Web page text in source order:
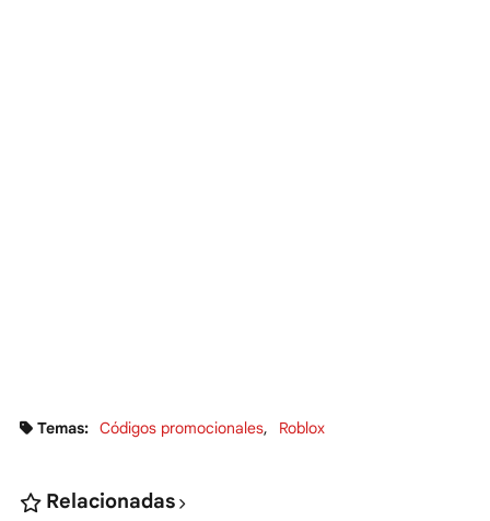
Temas: Códigos promocionales Roblox
Relacionadas